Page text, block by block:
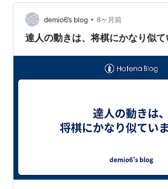
ヴォルフガング・クラウザー
リョウ・サカザキ
demio6’s blog • 8ヶ月前
達人の動きは、将棋にかなり似て